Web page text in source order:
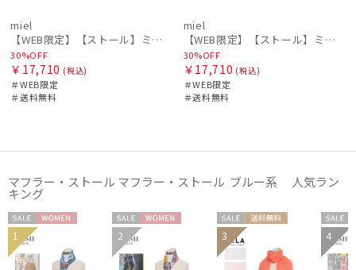
絞り込み
miel
【WEB限定】【ストール】ミエル(miel) カシミヤ100％ チェック ストール レディース メンズ ウォッシャブル 洗えるカシミヤ
30%OFF
￥17,710 (税込)
＃WEB限定
＃送料無料
miel
【WEB限定】【ストール】ミエル(miel) カシミヤ100％ チェック ストール レディース メンズ ウォッシャブル 洗えるカシミヤ
30%OFF
￥17,710 (税込)
＃WEB限定
＃送料無料
マフラー・ストール マフラー・ストール ブルー系 人気ラン
キング
セー
ル
WOME
1
セー
ル
WOME
N
2
セー
ル
送料無
料
WOME
N
3
セー
ル
4